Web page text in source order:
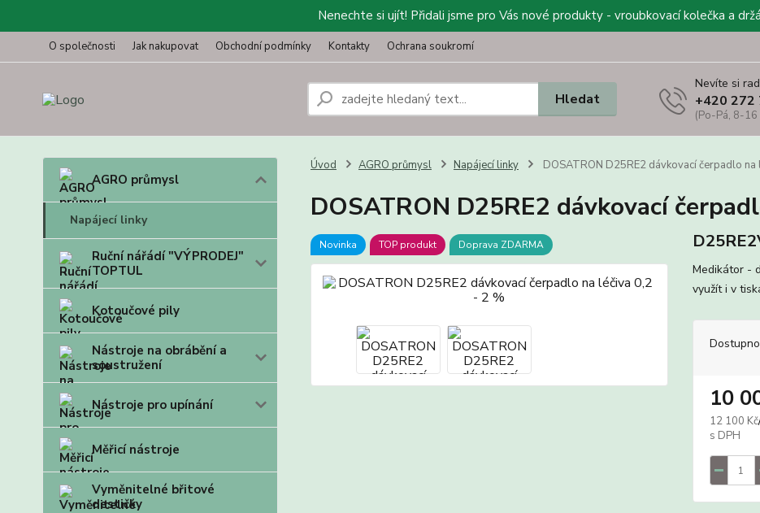
Nenechte si ujít! Přidali jsme pro Vás nové produkty - vroubkovací kolečka a
O společnosti Jak nakupovat Obchodní podmínky Kontakty Ochrana soukromí
Hledat
Nevíte si
+420 272
(Po-Pá, 8-16
AGRO průmysl
Napájecí linky
Ruční nářádí "VÝPRODEJ"
TOPTUL
Kotoučové pily
Nástroje na obrábění a
soustružení
Nástroje pro upínání
Měřicí nástroje
Vyměnitelné břitové
destičky
Úvod AGRO průmysl Napájecí linky DOSATRON D25RE2 dávkovací čerpadlo
DOSATRON D25RE2 dávkovací
Novinka TOP produkt Doprava ZDARMA
Medikátor -
využít i v
12 100 Kč
10